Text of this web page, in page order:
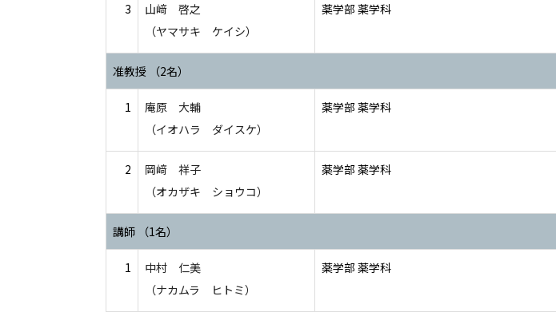
3
山﨑 啓之
（ヤマサキ ケイシ）
薬学部 薬学科
准教授 （2名）
1
庵原 大輔
（イオハラ ダイスケ）
薬学部 薬学科
2
岡﨑 祥子
（オカザキ ショウコ）
薬学部 薬学科
講師 （1名）
1
中村 仁美
（ナカムラ ヒトミ）
薬学部 薬学科